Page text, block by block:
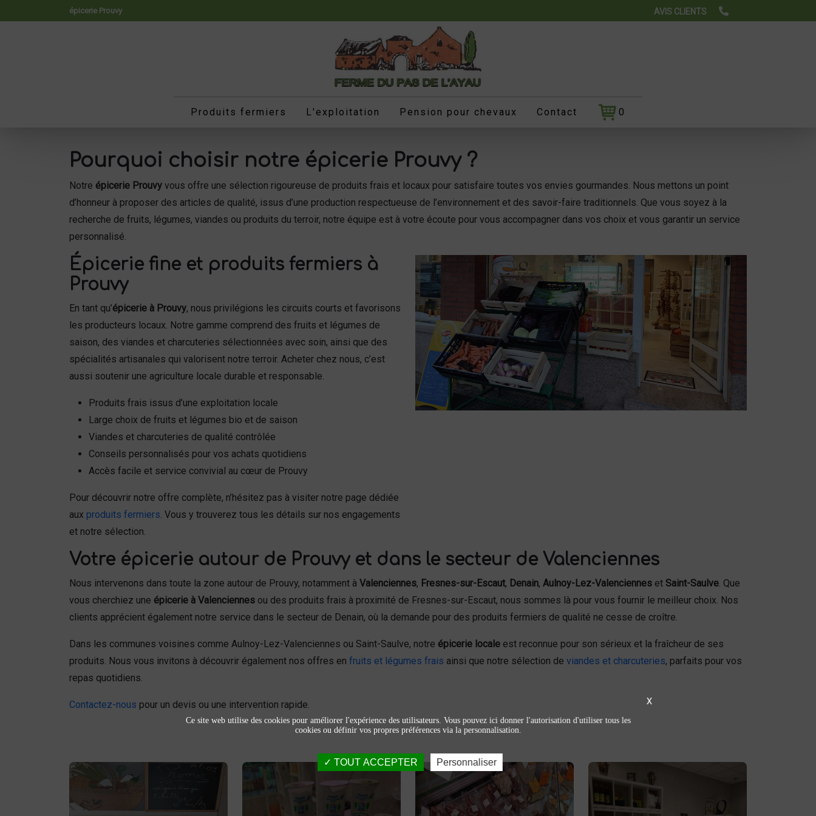
épicerie Prouvy AVIS CLIENTS
Produits fermiers L'exploitation Pension pour chevaux Contact 0
Pourquoi choisir notre épicerie Prouvy ?
Notre épicerie Prouvy vous offre une sélection rigoureuse de produits frais et locaux pour satisfaire toutes vos envies gourmandes. Nous mettons un point
d’honneur à proposer des articles de qualité, issus d’une production respectueuse de l’environnement et des savoir-faire traditionnels. Que vous soyez à la
recherche de fruits, légumes, viandes ou produits du terroir, notre équipe est à votre écoute pour vous accompagner dans vos choix et vous garantir un service
personnalisé.
Épicerie fine et produits fermiers à
Prouvy
En tant qu’épicerie à Prouvy, nous privilégions les circuits courts et favorisons
les producteurs locaux. Notre gamme comprend des fruits et légumes de
saison, des viandes et charcuteries sélectionnées avec soin, ainsi que des
spécialités artisanales qui valorisent notre terroir. Acheter chez nous, c’est
aussi soutenir une agriculture locale durable et responsable.
Produits frais issus d’une exploitation locale
Large choix de fruits et légumes bio et de saison
Viandes et charcuteries de qualité contrôlée
Conseils personnalisés pour vos achats quotidiens
Accès facile et service convivial au cœur de Prouvy
Pour découvrir notre offre complète, n’hésitez pas à visiter notre page dédiée
aux produits fermiers. Vous y trouverez tous les détails sur nos engagements
et notre sélection.
Votre épicerie autour de Prouvy et dans le secteur de Valenciennes
Nous intervenons dans toute la zone autour de Prouvy, notamment à Valenciennes, Fresnes-sur-Escaut, Denain, Aulnoy-Lez-Valenciennes et Saint-Saulve. Que
vous cherchiez une épicerie à Valenciennes ou des produits frais à proximité de Fresnes-sur-Escaut, nous sommes là pour vous fournir le meilleur choix. Nos
clients apprécient également notre service dans le secteur de Denain, où la demande pour des produits fermiers de qualité ne cesse de croître.
Dans les communes voisines comme Aulnoy-Lez-Valenciennes ou Saint-Saulve, notre épicerie locale est reconnue pour son sérieux et la fraîcheur de ses
produits. Nous vous invitons à découvrir également nos offres en fruits et légumes frais ainsi que notre sélection de viandes et charcuteries, parfaits pour vos
repas quotidiens.
Contactez-nous pour un devis ou une intervention rapide.
fromage
Viandes et
charcuteries
Épicerie sucrée /
salée
Panneau de gestion des cookies
X
Ce site web utilise des cookies pour améliorer l'expérience des utilisateurs. Vous pouvez ici donner l'autorisation d'utiliser tous les
cookies ou définir vos propres préférences via la personnalisation.
TOUT ACCEPTER Personnaliser